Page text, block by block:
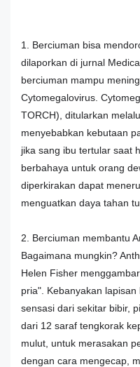
1. Berciuman bisa
dilaporkan di jurnal
berciuman mampu
Cytomegalovirus.
TORCH), ditularkan
menyebabkan kebutaan
jika sang ibu tertular saat
berbahaya untuk orang
diperkirakan dapat
menguatkan daya tahan
2. Berciuman membantu
Bagaimana mungkin?
Helen Fisher
pria". Kebanyakan
sensasi dari sekitar bibir,
dari 12 saraf tengkorak
mulut, untuk merasakan
dengan cara mengecap,